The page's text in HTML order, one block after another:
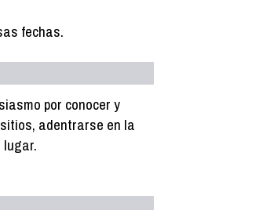
fechas.
por conocer y
adentrarse en la